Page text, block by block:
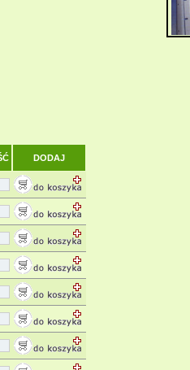
DODAJ